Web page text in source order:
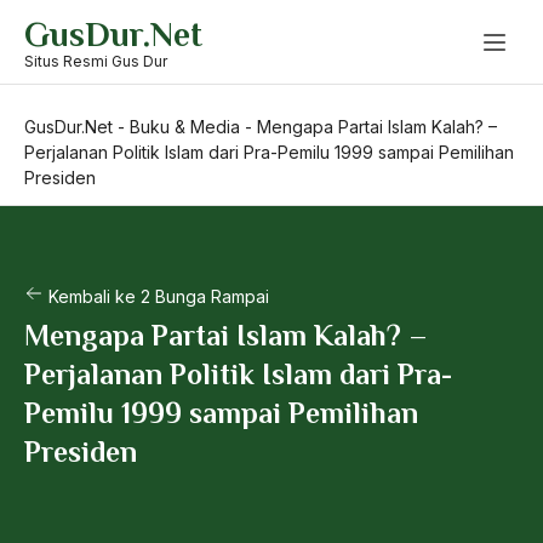
content
GusDur.Net
Situs Resmi Gus Dur
GusDur.Net - Buku & Media - Mengapa Partai Islam Kalah? –
Perjalanan Politik Islam dari Pra-Pemilu 1999 sampai Pemilihan
Presiden
Kembali ke 2 Bunga Rampai
Mengapa Partai Islam Kalah? –
Perjalanan Politik Islam dari Pra-
Pemilu 1999 sampai Pemilihan
Presiden